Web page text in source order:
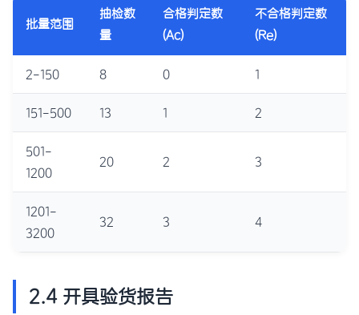
批量范围
抽检数
量
合格判定数
(Ac)
不合格判定数
(Re)
2-150 8 0 1
151-500 13 1 2
501-
1200
20 2 3
1201-
3200
32 3 4
2.4 开具验货报告